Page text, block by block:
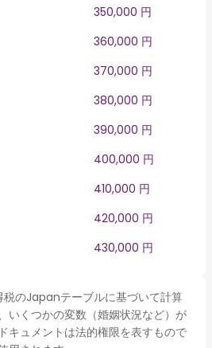
350,000 円
360,000 円
370,000 円
380,000 円
390,000 円
400,000 円
410,000 円
420,000 円
430,000 円
のJapanテーブルに基づいて計算
いくつかの変数（婚姻状況など）が
キュメントは法的権限を表すもので